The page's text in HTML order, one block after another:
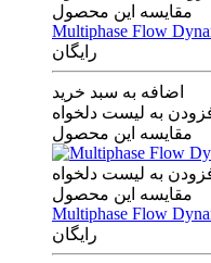
مقایسه این محصول
Multiphase Flow
رایگان
اضافه به سبد خرید
به لیست دلخواه
مقایسه این محصول
به لیست دلخواه
مقایسه این محصول
Multiphase Flow
رایگان